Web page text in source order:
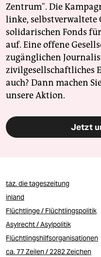
Zentrum". Die
linke, selbstverwaltete
solidarischen Fonds
auf. Eine offene
zugänglichen
zivilgesellschaftliches
auch? Dann machen
unsere Aktion.
Jetzt
taz. die tageszeitung
inland
Flüchtlinge / Flüchtlingspolitik
Asylrecht / Asylpolitik
Flüchtlingshilfsorganisationen
ca. 77 Zeilen / 2282 Zeichen